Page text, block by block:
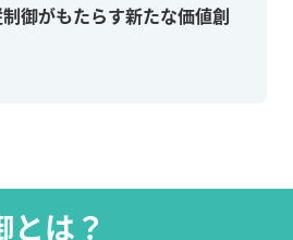
御がもたらす新たな価値創
は？